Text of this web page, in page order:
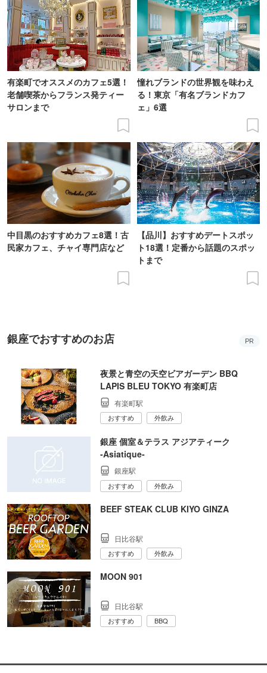
有楽町でオススメのカフェ5選！
老舗喫茶からフランス発ティー
サロンまで
憧れブランドの世界観を味わえ
る！東京「有名ブランドカフ
ェ」6選
中目黒のおすすめカフェ8選！古
民家カフェ、チャイ専門店など
【品川】おすすめデートスポッ
ト18選！定番から話題のスポッ
トまで
銀座でおすすめのお店 PR
夜景と青空の天空ビアガーデン BBQ
LAPIS BLEU TOKYO 有楽町店
有楽町駅
おすすめ 外飲み
銀座 個室＆テラス アジアティーク
‐Asiatique‐
銀座駅
おすすめ 外飲み
BEEF STEAK CLUB KIYO GINZA
日比谷駅
おすすめ 外飲み
MOON 901
日比谷駅
おすすめ BBQ